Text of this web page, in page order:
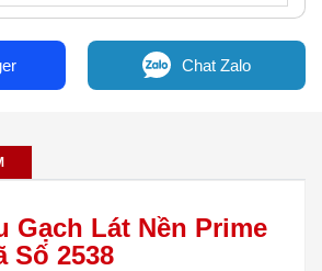
Chat Zalo
Gạch Lát Nền Prime
Số 2538